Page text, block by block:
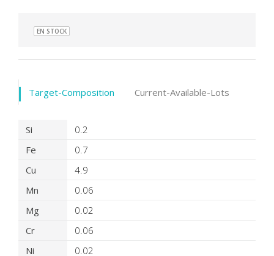
EN STOCK
Target-Composition Current-Available-Lots
Détails du produit virtuel
Si
0.2
Fe
0.7
Cu
4.9
Mn
0.06
Mg
0.02
Cr
0.06
Ni
0.02